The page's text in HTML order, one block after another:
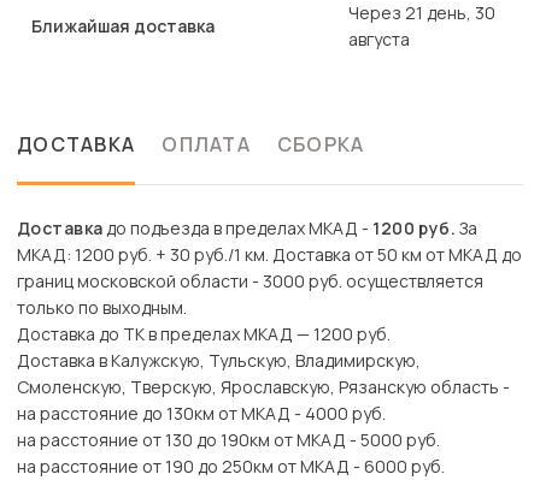
Ближайшая доставка
Через 21 день, 30
августа
ДОСТАВКА ОПЛАТА СБОРКА
Доставкадо подъезда в пределах МКАД - 1200 руб. За
МКАД: 1200 руб. + 30 руб./1 км. Доставка от 50 км от МКАД до
границ московской области - 3000 руб. осуществляется
только по выходным.
Доставка до ТК в пределах МКАД — 1200 руб.
Доставка в Калужскую, Тульскую, Владимирскую,
Смоленскую, Тверскую, Ярославскую, Рязанскую область -
на расстояние до 130км от МКАД - 4000 руб.
на расстояние от 130 до 190км от МКАД - 5000 руб.
на расстояние от 190 до 250км от МКАД - 6000 руб.